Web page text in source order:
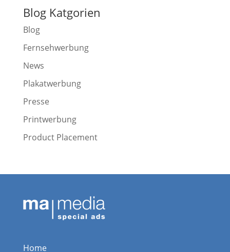
Blog Katgorien
Blog
Fernsehwerbung
News
Plakatwerbung
Presse
Printwerbung
Product Placement
Home